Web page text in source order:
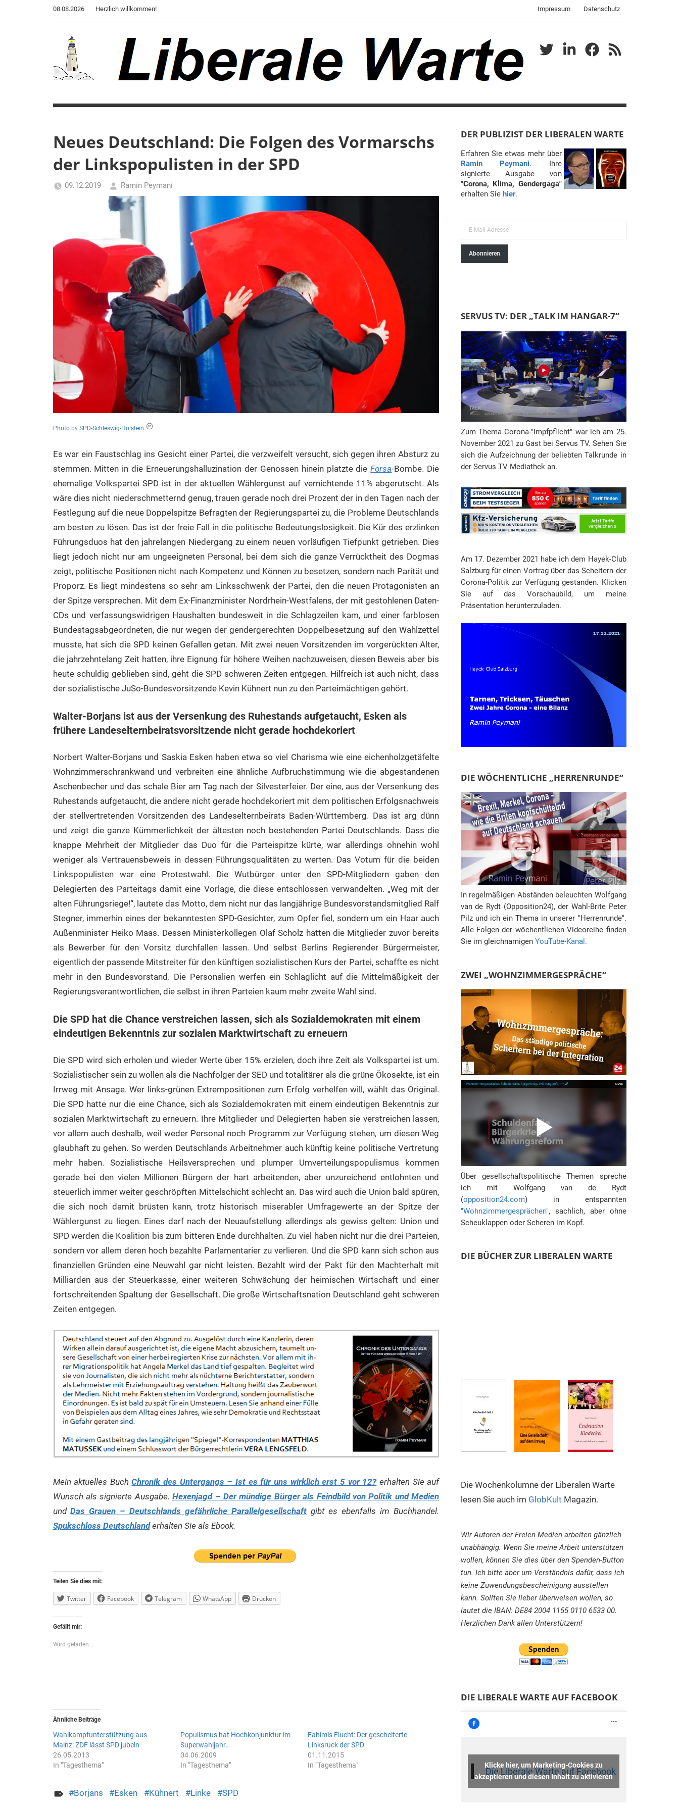
08.08.2026 Herzlich willkommen! Impressum Datenschutz
Liberale
Blog
von
"Corona,
Klima,
Gendergaga",
Untergangs",
"Das
Grauen"
und
"Spukschloss
Deutschland"
TwitterLinkedInFacebook
RSS
Neues Deutschland: Die Folgen des Vormarschs
der Linkspopulisten in der SPD
09.12.2019
Ramin Peymani
Tagesthema
Photoby SPD-Schleswig-Holstein
Es war ein Faustschlag ins Gesicht einer Partei, die verzweifelt versucht, sich gegen ihren Absturz zu
stemmen. Mitten in die Erneuerungshalluzination der Genossen hinein platzte dieForsa-Bombe. Die
ehemalige Volkspartei SPD ist in der aktuellen Wählergunst auf vernichtende 11% abgerutscht. Als
wäre dies nicht niederschmetternd genug, trauen gerade noch drei Prozent der in den Tagen nach der
Festlegung auf die neue Doppelspitze Befragten der Regierungspartei zu, die Probleme Deutschlands
am besten zu lösen. Das ist der freie Fall in die politische Bedeutungslosigkeit. Die Kür des erzlinken
Führungsduos hat den jahrelangen Niedergang zu einem neuen vorläufigen Tiefpunkt getrieben. Dies
liegt jedoch nicht nur am ungeeigneten Personal, bei dem sich die ganze Verrücktheit des Dogmas
zeigt, politische Positionen nicht nach Kompetenz und Können zu besetzen, sondern nach Parität und
Proporz. Es liegt mindestens so sehr am Linksschwenk der Partei, den die neuen Protagonisten an
der Spitze versprechen. Mit dem Ex-Finanzminister Nordrhein-Westfalens, der mit gestohlenen Daten-
CDs und verfassungswidrigen Haushalten bundesweit in die Schlagzeilen kam, und einer farblosen
Bundestagsabgeordneten, die nur wegen der gendergerechten Doppelbesetzung auf den Wahlzettel
musste, hat sich die SPD keinen Gefallen getan. Mit zwei neuen Vorsitzenden im vorgerückten Alter,
die jahrzehntelang Zeit hatten, ihre Eignung für höhere Weihen nachzuweisen, diesen Beweis aber bis
heute schuldig geblieben sind, geht die SPD schweren Zeiten entgegen. Hilfreich ist auch nicht, dass
der sozialistische JuSo-Bundesvorsitzende Kevin Kühnert nun zu den Parteimächtigen gehört.
Walter-Borjans ist aus der Versenkung des Ruhestands aufgetaucht, Esken als
frühere Landeselternbeiratsvorsitzende nicht gerade hochdekoriert
Norbert Walter-Borjans und Saskia Esken haben etwa so viel Charisma wie eine eichenholzgetäfelte
Wohnzimmerschrankwand und verbreiten eine ähnliche Aufbruchstimmung wie die abgestandenen
Aschenbecher und das schale Bier am Tag nach der Silvesterfeier. Der eine, aus der Versenkung des
Ruhestands aufgetaucht, die andere nicht gerade hochdekoriert mit dem politischen Erfolgsnachweis
der stellvertretenden Vorsitzenden des Landeselternbeirats Baden-Württemberg. Das ist arg dünn
und zeigt die ganze Kümmerlichkeit der ältesten noch bestehenden Partei Deutschlands. Dass die
knappe Mehrheit der Mitglieder das Duo für die Parteispitze kürte, war allerdings ohnehin wohl
weniger als Vertrauensbeweis in dessen Führungsqualitäten zu werten. Das Votum für die beiden
Linkspopulisten war eine Protestwahl. Die Wutbürger unter den SPD-Mitgliedern gaben den
Delegierten des Parteitags damit eine Vorlage, die diese entschlossen verwandelten. „Weg mit der
alten Führungsriege!“, lautete das Motto, dem nicht nur das langjährige Bundesvorstandsmitglied Ralf
Stegner, immerhin eines der bekanntesten SPD-Gesichter, zum Opfer fiel, sondern um ein Haar auch
Außenminister Heiko Maas. Dessen Ministerkollegen Olaf Scholz hatten die Mitglieder zuvor bereits
als Bewerber für den Vorsitz durchfallen lassen. Und selbst Berlins Regierender Bürgermeister,
eigentlich der passende Mitstreiter für den künftigen sozialistischen Kurs der Partei, schaffte es nicht
mehr in den Bundesvorstand. Die Personalien werfen ein Schlaglicht auf die Mittelmäßigkeit der
Regierungsverantwortlichen, die selbst in ihren Parteien kaum mehr zweite Wahl sind.
Die SPD hat die Chance verstreichen lassen, sich als Sozialdemokraten mit einem
eindeutigen Bekenntnis zur sozialen Marktwirtschaft zu erneuern
Die SPD wird sich erholen und wieder Werte über 15% erzielen, doch ihre Zeit als Volkspartei ist um.
Sozialistischer sein zu wollen als die Nachfolger der SED und totalitärer als die grüne Ökosekte, ist ein
Irrweg mit Ansage. Wer links-grünen Extrempositionen zum Erfolg verhelfen will, wählt das Original.
Die SPD hatte nur die eine Chance, sich als Sozialdemokraten mit einem eindeutigen Bekenntnis zur
sozialen Marktwirtschaft zu erneuern. Ihre Mitglieder und Delegierten haben sie verstreichen lassen,
vor allem auch deshalb, weil weder Personal noch Programm zur Verfügung stehen, um diesen Weg
glaubhaft zu gehen. So werden Deutschlands Arbeitnehmer auch künftig keine politische Vertretung
mehr haben. Sozialistische Heilsversprechen und plumper Umverteilungspopulismus kommen
gerade bei den vielen Millionen Bürgern der hart arbeitenden, aber unzureichend entlohnten und
steuerlich immer weiter geschröpften Mittelschicht schlecht an. Das wird auch die Union bald spüren,
die sich noch damit brüsten kann, trotz historisch miserabler Umfragewerte an der Spitze der
Wählergunst zu liegen. Eines darf nach der Neuaufstellung allerdings als gewiss gelten: Union und
SPD werden die Koalition bis zum bitteren Ende durchhalten. Zu viel haben nicht nur die drei Parteien,
sondern vor allem deren hoch bezahlte Parlamentarier zu verlieren. Und die SPD kann sich schon aus
finanziellen Gründen eine Neuwahl gar nicht leisten. Bezahlt wird der Pakt für den Machterhalt mit
Milliarden aus der Steuerkasse, einer weiteren Schwächung der heimischen Wirtschaft und einer
fortschreitenden Spaltung der Gesellschaft. Die große Wirtschaftsnation Deutschland geht schweren
Zeiten entgegen.
Mein aktuelles BuchChronik des Untergangs – Ist es für uns wirklich erst 5 vor 12?erhalten Sie auf
Wunsch als signierte Ausgabe.Hexenjagd – Der mündige Bürger als Feindbild von Politik und Medien
undDas Grauen – Deutschlands gefährliche Parallelgesellschaft gibt es ebenfalls im Buchhandel.
Spukschloss Deutschlanderhalten Sie als Ebook.
Teilen Sie dies mit:
Twitter Facebook Telegram WhatsApp Drucken
Gefällt mir:
Wird geladen...
Ähnliche Beiträge
Wahlkampfunterstützung aus
Mainz: ZDF lässt SPD jubeln
26.05.2013
In "Tagesthema"
Populismus hat Hochkonjunktur im
Superwahljahr…
04.06.2009
In "Tagesthema"
Fahimis Flucht: Der gescheiterte
Linksruck der SPD
01.11.2015
In "Tagesthema"
Borjans Esken Kühnert Linke SPD
DER PUBLIZIST DER LIBERALEN WARTE
Erfahren Sie etwas mehr über
Ramin Peymani. Ihre
signierte Ausgabe von
"Corona, Klima, Gendergaga"
erhalten Sie hier.
-
-
A
d
r
e
s
s
Abonnieren
SERVUS TV: DER „TALK IM HANGAR-7“
Zum Thema Corona-"Impfpflicht" war ich am 25.
November 2021 zu Gast bei Servus TV. Sehen Sie
sich die Aufzeichnung der beliebten Talkrunde in
der Servus TV Mediathek an.
Am 17. Dezember 2021 habe ich dem Hayek-Club
Salzburg für einen Vortrag über das Scheitern der
Corona-Politik zur Verfügung gestanden. Klicken
Sie auf das Vorschaubild, um meine
Präsentation herunterzuladen.
DIE WÖCHENTLICHE „HERRENRUNDE“
In regelmäßigen Abständen beleuchten Wolfgang
van de Rydt (Opposition24), der Wahl-Brite Peter
Pilz und ich ein Thema in unserer "Herrenrunde".
Alle Folgen der wöchentlichen Videoreihe finden
Sie im gleichnamigen YouTube-Kanal.
ZWEI „WOHNZIMMERGESPRÄCHE“
Über gesellschaftspolitische Themen spreche
ich mit Wolfgang van de Rydt
(opposition24.com) in entspannten
"Wohnzimmergesprächen", sachlich, aber ohne
Scheuklappen oder Scheren im Kopf.
DIE BÜCHER ZUR LIBERALEN WARTE
Die Wochenkolumne der Liberalen Warte
lesen Sie auch im GlobKult Magazin.
Wir Autoren der Freien Medien arbeiten gänzlich
unabhängig. Wenn Sie meine Arbeit unterstützen
wollen, können Sie dies über den Spenden-Button
tun. Ich bitte aber um Verständnis dafür, dass ich
keine Zuwendungsbescheinigung ausstellen
kann. Sollten Sie lieber überweisen wollen, so
lautet die IBAN: DE84 2004 1155 0110 6533 00.
Herzlichen Dank allen Unterstützern!
DIE LIBERALE WARTE AUF FACEBOOK
Die Liberale Warte auf Facebook
Klicke hier, um Marketing-Cookies zu
akzeptieren und diesen Inhalt zu aktivieren